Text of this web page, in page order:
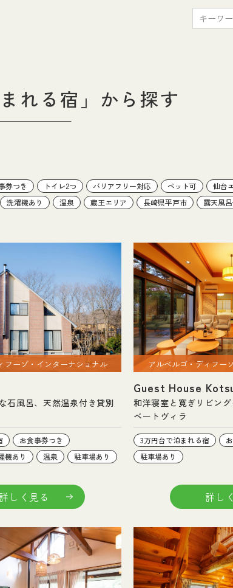
検
索
れる宿」 から探す
券つき トイレ2つ バリアフリー対応 ペット可 仙台
洗濯機あり 温泉 蔵王エリア 長崎県平戸市 露天風
フーゾ・インターナショナル
石風呂、天然温泉付き貸別
お食事券つき
機あり 温泉 駐車場あり
詳しく見る
アルベルゴ・ディフー
Guest House
和洋寝室と寛ぎリビン
ベートヴィラ
3万円台で泊まれる宿
駐車場あり
詳し